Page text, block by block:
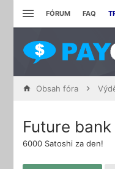
FÓRUM FAQ
Obsah fóra
Future
6000 Satoshi za den!